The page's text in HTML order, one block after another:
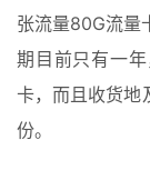
张流量80G流量
期目前只有一
卡，而且收货地
份。